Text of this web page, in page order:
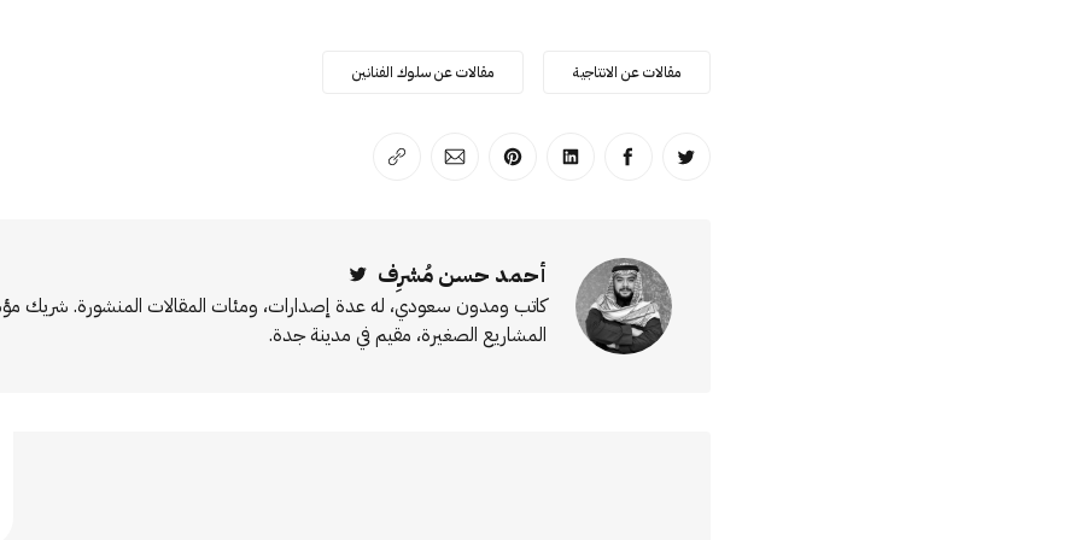
مقالات عن الانتاجية مقالات عن سلوك الفنانين
انشر على تويترانشر على الفيسبوك
انشر على لينكد إن
انشر على بينترست
انشر على الإيميل
انسخ الرابط
أحمد حسن مُشرِف
كاتب ومدون سعودي، له عدة إصدارات، ومئات المقالات المنشورة.
المشاريع الصغيرة، مقيم في مدينة جدة.